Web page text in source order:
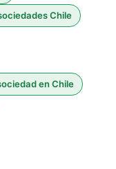
Chile
en Chile